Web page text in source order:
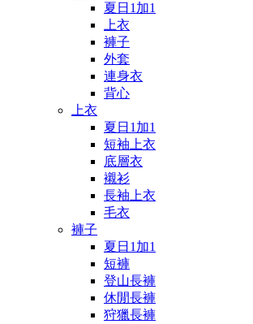
夏日1加1
上衣
褲子
外套
連身衣
背心
上衣
夏日1加1
短袖上衣
底層衣
襯衫
長袖上衣
毛衣
褲子
夏日1加1
短褲
登山長褲
休閒長褲
狩獵長褲